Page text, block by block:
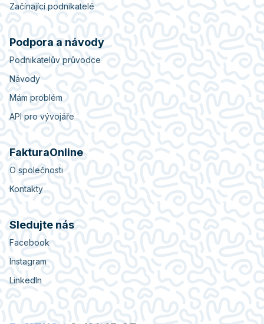
Začínající podnikatelé
Podpora a návody
Podnikatelův průvodce
Návody
Mám problém
API pro vývojáře
FakturaOnline
O společnosti
Kontakty
Sledujte nás
Facebook
Instagram
LinkedIn